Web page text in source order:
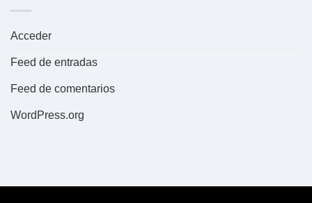
Acceder
Feed de entradas
Feed de comentarios
WordPress.org